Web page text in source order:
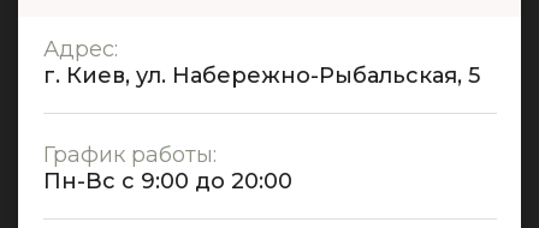
Адрес:
г. Киев, ул. Набережно-Рыбальская, 5
График работы:
Пн-Вс с 9:00 до 20:00